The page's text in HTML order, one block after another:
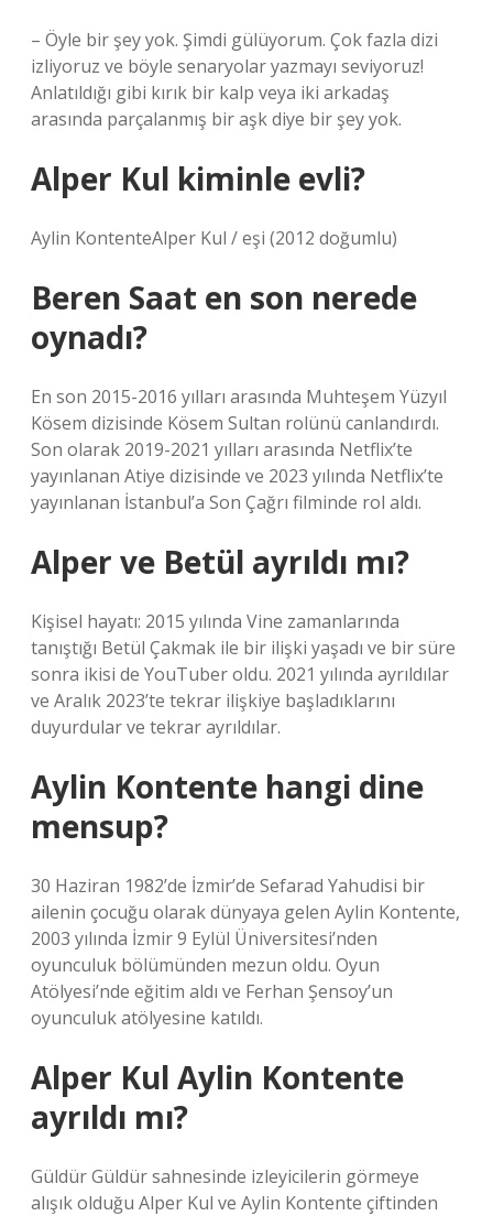
– Öyle bir şey yok. Şimdi gülüyorum. Çok fazla dizi
izliyoruz ve böyle senaryolar yazmayı seviyoruz!
Anlatıldığı gibi kırık bir kalp veya iki arkadaş
arasında parçalanmış bir aşk diye bir şey yok.
Alper Kul kiminle evli?
Aylin KontenteAlper Kul / eşi (2012 doğumlu)
Beren Saat en son nerede
oynadı?
En son 2015-2016 yılları arasında Muhteşem Yüzyıl
Kösem dizisinde Kösem Sultan rolünü canlandırdı.
Son olarak 2019-2021 yılları arasında Netflix’te
yayınlanan Atiye dizisinde ve 2023 yılında Netflix’te
yayınlanan İstanbul’a Son Çağrı filminde rol aldı.
Alper ve Betül ayrıldı mı?
Kişisel hayatı: 2015 yılında Vine zamanlarında
tanıştığı Betül Çakmak ile bir ilişki yaşadı ve bir süre
sonra ikisi de YouTuber oldu. 2021 yılında ayrıldılar
ve Aralık 2023’te tekrar ilişkiye başladıklarını
duyurdular ve tekrar ayrıldılar.
Aylin Kontente hangi dine
mensup?
30 Haziran 1982’de İzmir’de Sefarad Yahudisi bir
ailenin çocuğu olarak dünyaya gelen Aylin Kontente,
2003 yılında İzmir 9 Eylül Üniversitesi’nden
oyunculuk bölümünden mezun oldu. Oyun
Atölyesi’nde eğitim aldı ve Ferhan Şensoy’un
oyunculuk atölyesine katıldı.
Alper Kul Aylin Kontente
ayrıldı mı?
Güldür Güldür sahnesinde izleyicilerin görmeye
alışık olduğu Alper Kul ve Aylin Kontente çiftinden